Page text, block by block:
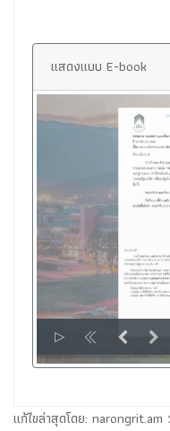
แสดงแบบ E-book
แก้ไขล่าสุดโดย: